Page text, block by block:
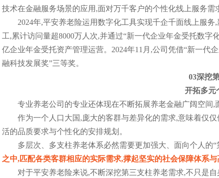
技术在金融服务场景的应用,面对万千客户的个性化线上服务
2024年,平安养老险运用数字化工具实现千企千面线上服
工,累计访问量超8000万人次,并通过“新一代企业年金受托数字
亿企业年金受托资产管理运营。2024年11月,公司凭借“新一代
融科技发展奖”三等奖。
03深挖
开拓多元
专业养老公司的专业还体现在不断拓展养老金融广阔空间
作为一个人口大国,庞大的客群与差异化的需求,意味着仅
活的品质要求与个性化的安排规划。
多层次、多支柱养老体系必然需要更加强大、面向个人的“
之中,匹配各类客群相应的实际需求,撑起坚实的社会保障体系
对于平安养老险来说,不断深挖第三支柱养老需求,不只是